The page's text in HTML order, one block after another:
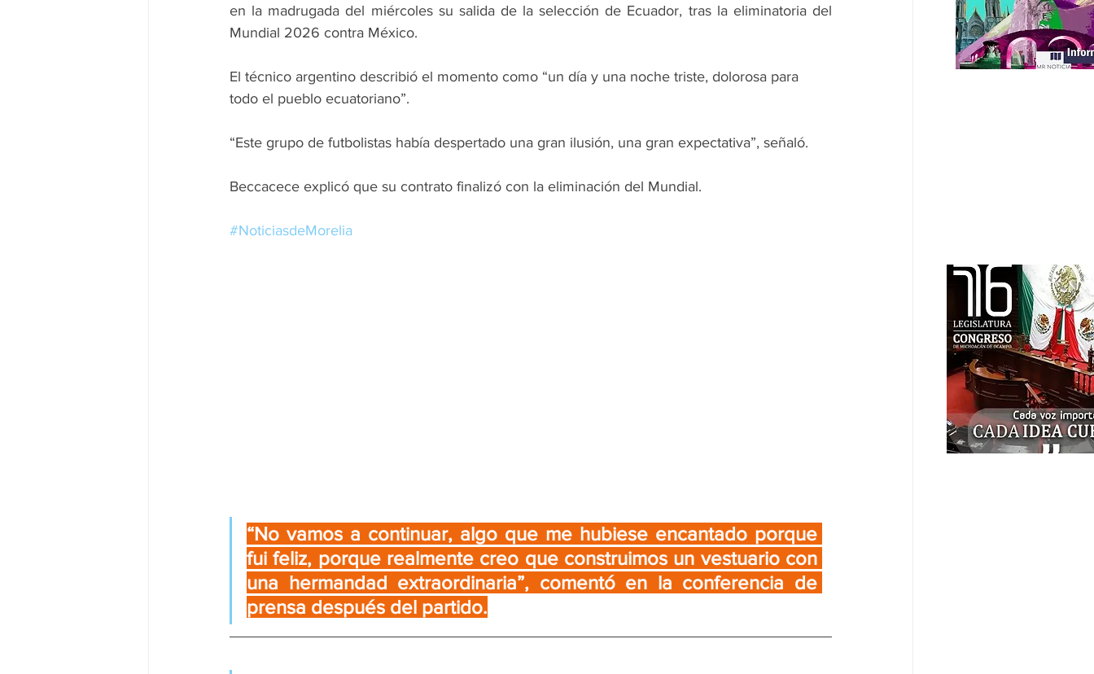
en la madrugada del miércoles su salida de la selección de Ecuador, tras la eliminatoria del
Mundial 2026 contra México.
El técnico argentino describió el momento como “un día y una noche triste, dolorosa para
todo el pueblo ecuatoriano”.
“Este grupo de futbolistas había despertado una gran ilusión, una gran expectativa”, señaló.
Beccacece explicó que su contrato finalizó con la eliminación del Mundial.
#NoticiasdeMorelia
“No vamos a continuar, algo que me hubiese encantado porque
fui feliz, porque realmente creo que construimos un vestuario con
una hermandad extraordinaria”, comentó en la conferencia de
prensa después del partido.